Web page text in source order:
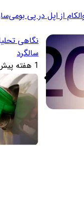
از اپل در پی
نگاهی
سالگرد
1 هفته پیش